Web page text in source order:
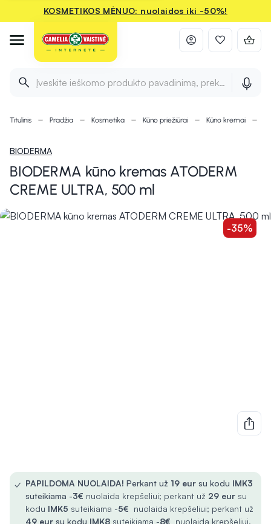
KOSMETIKOS MĖNUO: nuolaidos iki -50%!
Įveskite ieškomo produkto pavadinimą, prekės ženklą ir
Titulinis Pradžia Kosmetika Kūno priežiūrai Kūno kremai
BIODERMA
BIODERMA kūno kremas ATODERM
CREME ULTRA, 500 ml
-35%
✓ PAPILDOMA NUOLAIDA! Perkant už 19 eur su kodu IMK3
suteikiama -3€ nuolaida krepšeliui; perkant už 29 eur su
kodu IMK5 suteikiama -5€ nuolaida krepšeliui; perkant už
49 eur su kodu IMK8 suteikiama -8€ nuolaida krepšeliui.